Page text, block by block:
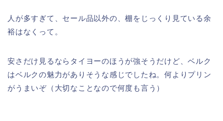
人が多すぎて、セール品以外の、棚をじっくり見ている余
裕はなくって。
安さだけ見るならタイヨーのほうが強そうだけど、ベルク
はベルクの魅力がありそうな感じでしたね。何よりプリン
がうまいぞ（大切なことなので何度も言う）